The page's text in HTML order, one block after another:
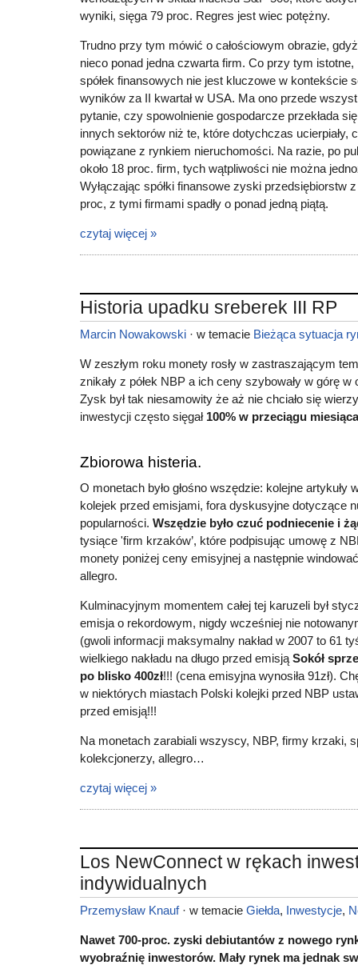
wyniki, sięga 79 proc. Regres jest wiec potężny.
Trudno przy tym mówić o całościowym obrazie,
nieco ponad jedna czwarta firm. Co przy tym
spółek finansowych nie jest kluczowe w kontekście
wyników za II kwartał w USA. Ma ono przede
pytanie, czy spowolnienie gospodarcze przekłada
innych sektorów niż te, które dotychczas ucierpiały,
powiązane z rynkiem nieruchomości. Na razie, po
około 18 proc. firm, tych wątpliwości nie można
Wyłączając spółki finansowe zyski przedsiębiorstw
proc, z tymi firmami spadły o ponad jedną piątą.
czytaj więcej »
Historia upadku sreberek III RP
Marcin Nowakowski · w temacie Bieżąca sytuacja
W zeszłym roku monety rosły w zastraszającym
znikały z półek NBP a ich ceny szybowały w górę w
Zysk był tak niesamowity że aż nie chciało się
inwestycji często sięgał 100% w przeciągu miesiąca
Zbiorowa histeria.
O monetach było głośno wszędzie: kolejne artykuły
kolejek przed emisjami, fora dyskusyjne dotyczące
popularności. Wszędzie było czuć podniecenie i
tysiące 'firm krzaków’, które podpisując umowę z
monety poniżej ceny emisyjnej a następnie
allegro.
Kulminacyjnym momentem całej tej karuzeli był
emisja o rekordowym, nigdy wcześniej nie
(gwoli informacji maksymalny nakład w 2007 to 61
wielkiego nakładu na długo przed emisją Sokół
po blisko 400zł!!! (cena emisyjna wynosiła 91zł).
w niektórych miastach Polski kolejki przed NBP
przed emisją!!!
Na monetach zarabiali wszyscy, NBP, firmy krzaki,
kolekcjonerzy, allegro…
czytaj więcej »
Los NewConnect w rękach
indywidualnych
Przemysław Knauf· w temacie Giełda, Inwestycje,
Nawet 700-proc. zyski debiutantów z nowego
wyobraźnię inwestorów. Mały rynek ma jednak